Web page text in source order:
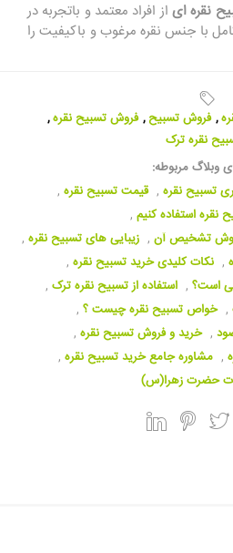
نقره ای از افراد معتمد و باتجربه در
با جنس نقره مرغوب و باکیفیت را
, فروش تسبیح , فروش تسبیح نقره,
نقره ترک
وبلاگ مربوطه:
, قیمت تسبیح نقره ,
نقره استفاده کنیم ,
تشخیص آن , زیبایی های تسبیح نقره ,
, نکات کلیدی خرید تسبیح نقره ,
است؟ , استفاده از تسبیح نقره ترک ,
, خواص تسبیح نقره چیست ؟ ,
, خرید و فروش تسبیح نقره ,
, مشاوره جامع خرید تسبیح نقره ,
حضرت زهرا(س)